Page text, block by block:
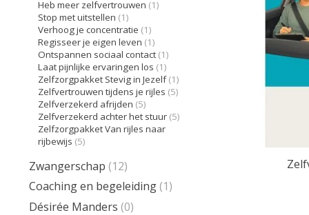
Heb meer zelfvertrouwen (1)
Stop met uitstellen (1)
Verhoog je concentratie (1)
Regisseer je eigen leven (1)
Ontspannen sociaal contact (1)
Laat pijnlijke ervaringen los (1)
Zelfzorgpakket Stevig in Jezelf (1)
Zelfvertrouwen tijdens je rijles (5)
Zelfverzekerd afrijden (5)
Zelfverzekerd achter het stuur (5)
Zelfzorgpakket Van rijles naar
rijbewijs (5)
Zwangerschap (12)
Coaching en begeleiding(1)
Désirée Manders (0)